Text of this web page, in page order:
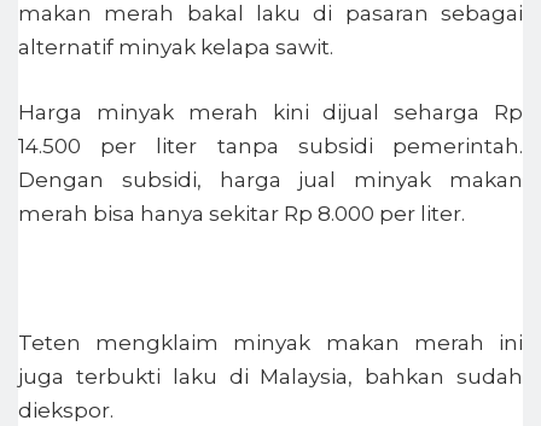
makan merah bakal laku di pasaran sebagai
alternatif minyak kelapa sawit.
Harga minyak merah kini dijual seharga Rp
14.500 per liter tanpa subsidi pemerintah.
Dengan subsidi, harga jual minyak makan
merah bisa hanya sekitar Rp 8.000 per liter.
Teten mengklaim minyak makan merah ini
juga terbukti laku di Malaysia, bahkan sudah
diekspor.